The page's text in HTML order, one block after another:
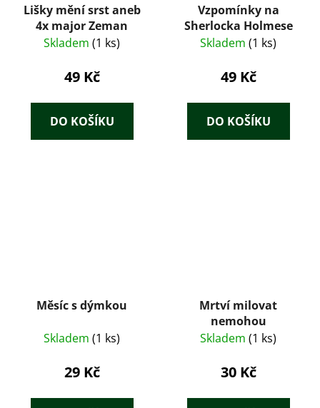
Lišky mění srst aneb
4x major Zeman
Skladem (1 ks)
49 Kč
DO KOŠÍKU
Vzpomínky na
Sherlocka Holmese
Skladem (1 ks)
49 Kč
DO KOŠÍKU
Měsíc s dýmkou
Skladem (1 ks)
29 Kč
Mrtví milovat
nemohou
Skladem (1 ks)
30 Kč